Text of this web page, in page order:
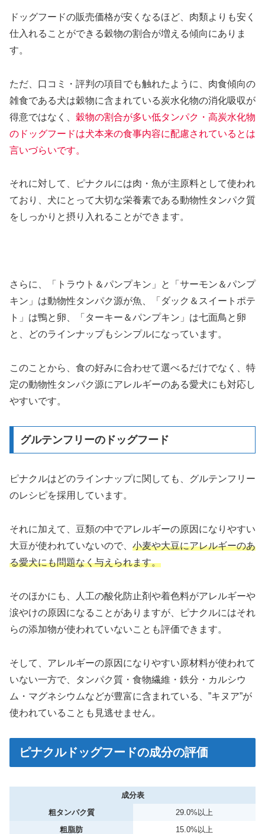
ドッグフードの販売価格が安くなるほど、肉類よりも安く
仕入れることができる穀物の割合が増える傾向にありま
す。
ただ、口コミ・評判の項目でも触れたように、肉食傾向の
雑食である犬は穀物に含まれている炭水化物の消化吸収が
得意ではなく、 穀物の割合が多い低タンパク・高炭水化物
のドッグフードは犬本来の食事内容に配慮されているとは
言いづらいです。
それに対して、ピナクルには肉・魚が主原料として使われ
ており、犬にとって大切な栄養素である動物性タンパク質
をしっかりと摂り入れることができます。
さらに、「トラウト＆パンプキン」と「サーモン＆パンプ
キン」は動物性タンパク源が魚、「ダック＆スイートポテ
ト」は鴨と卵、「ターキー＆パンプキン」は七面鳥と卵
と、どのラインナップもシンプルになっています。
このことから、食の好みに合わせて選べるだけでなく、特
定の動物性タンパク源にアレルギーのある愛犬にも対応し
やすいです。
グルテンフリーのドッグフード
ピナクルはどのラインナップに関しても、グルテンフリー
のレシピを採用しています。
それに加えて、豆類の中でアレルギーの原因になりやすい
大豆が使われていないので、 小麦や大豆にアレルギーのあ
る愛犬にも問題なく与えられます。
そのほかにも、人工の酸化防止剤や着色料がアレルギーや
涙やけの原因になることがありますが、ピナクルにはそれ
らの添加物が使われていないことも評価できます。
そして、アレルギーの原因になりやすい原材料が使われて
いない一方で、タンパク質・食物繊維・鉄分・カルシウ
ム・マグネシウムなどが豊富に含まれている、”キヌア”が
使われていることも見逃せません。
ピナクルドッグフードの成分の評価
成分表
粗タンパク質
29.0%以上
粗脂肪
15.0%以上